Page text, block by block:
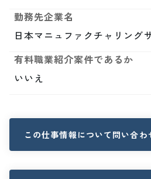
勤務先企業名
日本マニュファクチャリング
有料職業紹介案件であるか
いいえ
この仕事情報について問い合わ